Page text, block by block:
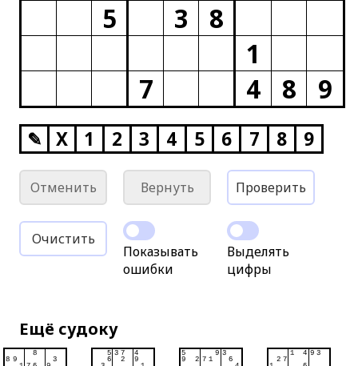
5
3
8
1
7
4 8 9
✎ X 1 2 3 4 5 6 7 8 9
Отменить Вернуть Проверить
Очистить
Показывать
ошибки
Выделять
цифры
Ещё судоку